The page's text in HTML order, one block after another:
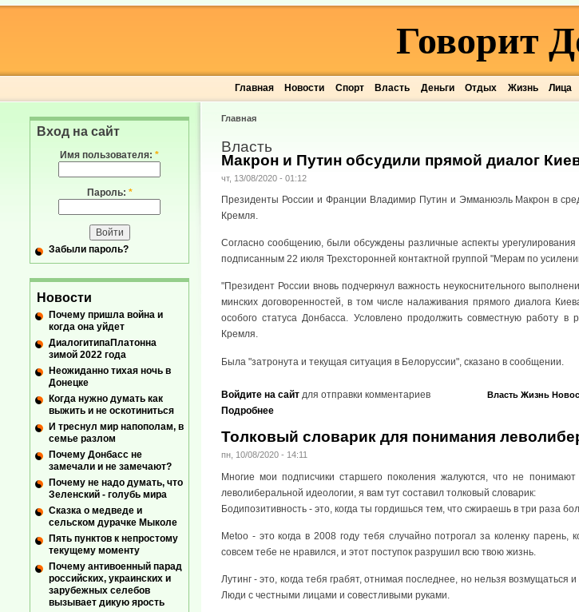
Главная Новости Спорт Власть Деньги Отдых Жизнь Лица
Говорит
Главная
Власть
Макрон и Путин обсудили прямой диалог
чт, 13/08/2020 - 01:12
Президенты России и Франции Владимир Путин и Эмманюэль Макрон в
Кремля.
Согласно сообщению, были обсуждены различные аспекты
подписанным 22 июля Трехсторонней контактной группой "Мерам по
"Президент России вновь подчеркнул важность неукоснительного
минских договоренностей, в том числе налаживания прямого диалога
особого статуса Донбасса. Условлено продолжить совместную работу
Кремля.
Была "затронута и текущая ситуация в Белоруссии", сказано в сообщении.
Власть Жизнь
Войдите на сайт для отправки комментариев
Подробнее
Толковый словарик для понимания
пн, 10/08/2020 - 14:11
Многие мои подписчики старшего поколения жалуются, что не
леволиберальной идеологии, я вам тут составил толковый словарик:
Бодипозитивность - это, когда ты гордишься тем, что сжираешь в три раза
Metoo - это когда в 2008 году тебя случайно потрогал за коленку
совсем тебе не нравился, и этот поступок разрушил всю твою жизнь.
Лутинг - это, когда тебя грабят, отнимая последнее, но нельзя возмущаться
Люди с честными лицами и совестливыми руками.
Вход на сайт
Имя пользователя: *
Пароль: *
Забыли пароль?
Новости
Почему пришла война и
когда она уйдет
ДиалогитипаПлатонна
зимой 2022 года
Неожиданно тихая ночь в
Донецке
Когда нужно думать как
выжить и не оскотиниться
И треснул мир напополам, в
семье разлом
Почему Донбасс не
замечали и не замечают?
Почему не надо думать, что
Зеленский - голубь мира
Сказка о медведе и
сельском дурачке Мыколе
Пять пунктов к непростому
текущему моменту
Почему антивоенный парад
российских, украинских и
зарубежных селебов
вызывает дикую ярость